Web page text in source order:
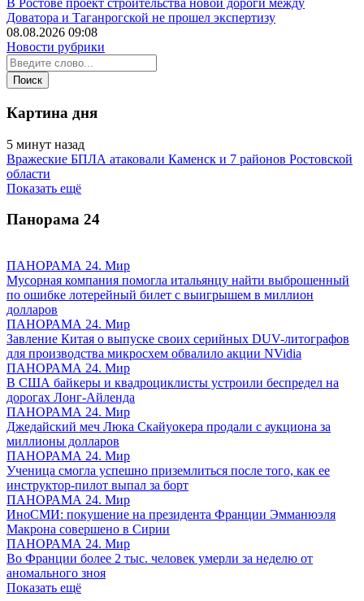
В Ростове проект строительства новой дороги между
Доватора и Таганрогской не прошел экспертизу
08.08.2026 09:08
Новости рубрики
Картина дня
5 минут назад
Вражеские БПЛА атаковали Каменск и 7 районов Ростовской
области
Показать ещё
Панорама 24
ПАНОРАМА 24. Мир
Мусорная компания помогла итальянцу найти выброшенный
по ошибке лотерейный билет с выигрышем в миллион
долларов
ПАНОРАМА 24. Мир
Завление Китая о выпуске своих серийных DUV-литографов
для производства микросхем обвалило акции NVidia
ПАНОРАМА 24. Мир
В США байкеры и квадроциклисты устроили беспредел на
дорогах Лонг-Айленда
ПАНОРАМА 24. Мир
Джедайский меч Люка Скайуокера продали с аукциона за
миллионы долларов
ПАНОРАМА 24. Мир
Ученица смогла успешно приземлиться после того, как ее
инструктор-пилот выпал за борт
ПАНОРАМА 24. Мир
ИноСМИ: покушение на президента Франции Эмманюэля
Макрона совершено в Сирии
ПАНОРАМА 24. Мир
Во Франции более 2 тыс. человек умерли за неделю от
аномального зноя
Показать ещё